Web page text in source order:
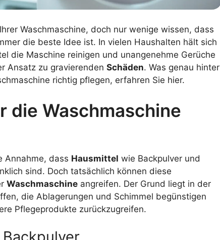
Waschmaschine, doch nur wenige wissen, dass
die beste Idee ist. In vielen Haushalten hält sich
die Maschine reinigen und unangenehme Gerüche
Ansatz zu gravierenden Schäden. Was genau hinter
richtig pflegen, erfahren Sie hier.
die Waschmaschine
Annahme, dass Hausmittel wie Backpulver und
sind. Doch tatsächlich können diese
Waschmaschine angreifen. Der Grund liegt in der
die Ablagerungen und Schimmel begünstigen
Pflegeprodukte zurückzugreifen.